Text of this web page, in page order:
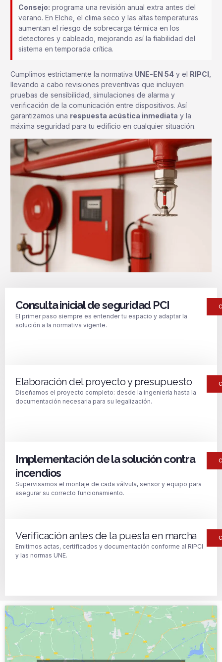
Consejo: programa una revisión anual extra antes del
verano. En Elche, el clima seco y las altas temperaturas
aumentan el riesgo de sobrecarga térmica en los
detectores y cableado, mejorando así la fiabilidad del
sistema en temporada crítica.
Cumplimos estrictamente la normativa UNE-EN 54 y el RIPCI
llevando a cabo revisiones preventivas que incluyen
pruebas de sensibilidad, simulaciones de alarma y
verificación de la comunicación entre dispositivos. Así
garantizamos una respuesta acústica inmediata y la
máxima seguridad para tu edificio en cualquier situación.
Consulta inicial de seguridad PCI
El primer paso siempre es entender tu espacio y adaptar la
solución a la normativa vigente.
Elaboración del proyecto y presupuesto
Diseñamos el proyecto completo: desde la ingeniería hasta la
documentación necesaria para su legalización.
Implementación de la solución contra
incendios
Supervisamos el montaje de cada válvula, sensor y equipo para
asegurar su correcto funcionamiento.
Verificación antes de la puesta en marcha
Emitimos actas, certificados y documentación conforme al RIPCI
y las normas UNE.